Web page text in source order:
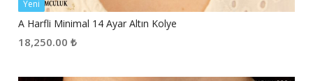
Yeni
A Harfli Minimal 14 Ayar Altın Kolye
18,250.00 ₺